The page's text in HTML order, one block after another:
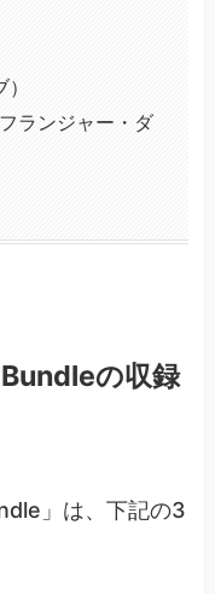
ランジャー・ダ
の収録
」は、下記の3